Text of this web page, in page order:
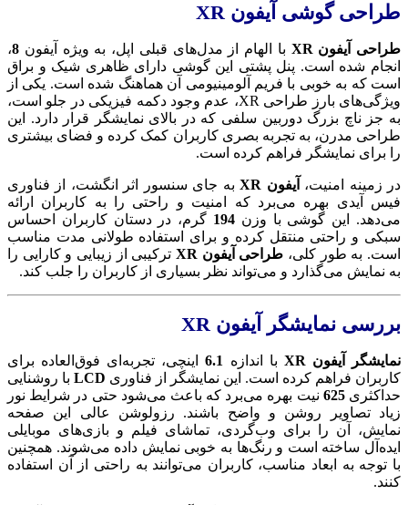
طراحی گوشی آیفون XR
طراحی آیفون XR با الهام از مدل‌های قبلی اپل، به ‌ویژه آیفون 8،
انجام شده است. پنل پشتی این گوشی دارای ظاهری شیک و براق
است که به خوبی با فریم آلومینیومی آن هماهنگ شده است. یکی از
ویژگی‌های بارز طراحی XR، عدم وجود دکمه فیزیکی در جلو است،
به جز ناچ بزرگ دوربین سلفی که در بالای نمایشگر قرار دارد. این
طراحی مدرن، به تجربه بصری کاربران کمک کرده و فضای بیشتری
را برای نمایشگر فراهم کرده است.
در زمینه امنیت، آیفون XR
به جای سنسور اثر انگشت، از فناوری
فیس آیدی بهره می‌برد که امنیت و راحتی را به کاربران ارائه
می‌دهد. این گوشی با وزن 194 گرم، در دستان کاربران احساس
سبکی و راحتی منتقل کرده و برای استفاده طولانی ‌مدت مناسب
است. به طور کلی، طراحی آیفون XR
ترکیبی از زیبایی و کارایی را
به نمایش می‌گذارد و می‌تواند نظر بسیاری از کاربران را جلب کند.
بررسی نمایشگر آیفون XR
نمایشگر آیفون XR با اندازه 6.1اینچی، تجربه‌ای فوق‌العاده برای
کاربران فراهم کرده است. این نمایشگر از فناوری LCD با روشنایی
حداکثری625 نیت بهره می‌برد که باعث می‌شود حتی در شرایط نور
زیاد تصاویر روشن و واضح باشند. رزولوشن عالی این صفحه
نمایش، آن را برای وب‌گردی، تماشای فیلم و بازی‌های موبایلی
ایده‌آل ساخته است و رنگ‌ها به خوبی نمایش داده می‌شوند. همچنین
با توجه به ابعاد مناسب، کاربران می‌توانند به راحتی از آن استفاده
کنند.